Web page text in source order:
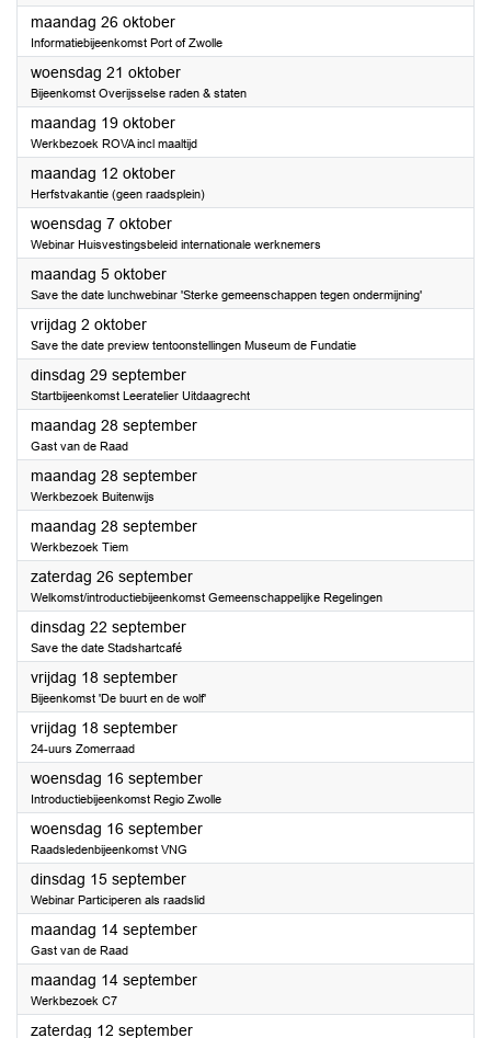
maandag 26 oktober2026
Informatiebijeenkomst Port of Zwolle
woensdag 21 oktober2026
Bijeenkomst Overijsselse raden & staten
maandag 19 oktober2026
Werkbezoek ROVA incl maaltijd
maandag 12 oktober2026
Herfstvakantie (geen raadsplein)
woensdag 7 oktober2026
Webinar Huisvestingsbeleid internationale werknemers
maandag 5 oktober2026
Save the date lunchwebinar 'Sterke gemeenschappen tegen ondermijning'
vrijdag 2 oktober2026
Save the date preview tentoonstellingen Museum de Fundatie
dinsdag 29 september2026
Startbijeenkomst Leeratelier Uitdaagrecht
maandag 28 september2026
Gast van de Raad
maandag 28 september2026
Werkbezoek Buitenwijs
maandag 28 september2026
Werkbezoek Tiem
zaterdag 26 september2026
Welkomst/introductiebijeenkomst Gemeenschappelijke Regelingen
dinsdag 22 september2026
Save the date Stadshartcafé
vrijdag 18 september2026
Bijeenkomst 'De buurt en de wolf'
vrijdag 18 september2026
24-uurs Zomerraad
woensdag 16 september2026
Introductiebijeenkomst Regio Zwolle
woensdag 16 september2026
Raadsledenbijeenkomst VNG
dinsdag 15 september2026
Webinar Participeren als raadslid
maandag 14 september2026
Gast van de Raad
maandag 14 september2026
Werkbezoek C7
zaterdag 12 september2026